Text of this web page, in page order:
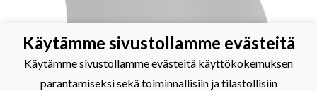
Käytämme sivustollamme evästeitä
Käytämme sivustollamme evästeitä käyttökokemuksen
parantamiseksi sekä toiminnallisiin ja tilastollisiin